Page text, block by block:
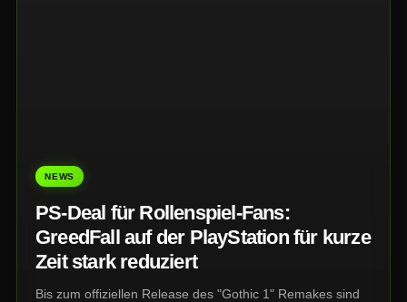
NEWS
PS-Deal für Rollenspiel-Fans:
GreedFall auf der PlayStation für kurze
Zeit stark reduziert
Bis zum offiziellen Release des "Gothic 1" Remakes sind